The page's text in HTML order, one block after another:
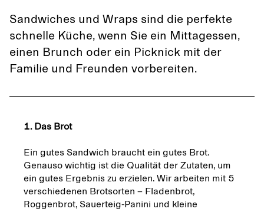
Sandwiches und Wraps sind die perfekte
schnelle Küche, wenn Sie ein Mittagessen,
einen Brunch oder ein Picknick mit der
Familie und Freunden vorbereiten.
1. Das Brot
Ein gutes Sandwich braucht ein gutes Brot.
Genauso wichtig ist die Qualität der Zutaten, um
ein gutes Ergebnis zu erzielen. Wir arbeiten mit 5
verschiedenen Brotsorten – Fladenbrot,
Roggenbrot, Sauerteig-Panini und kleine